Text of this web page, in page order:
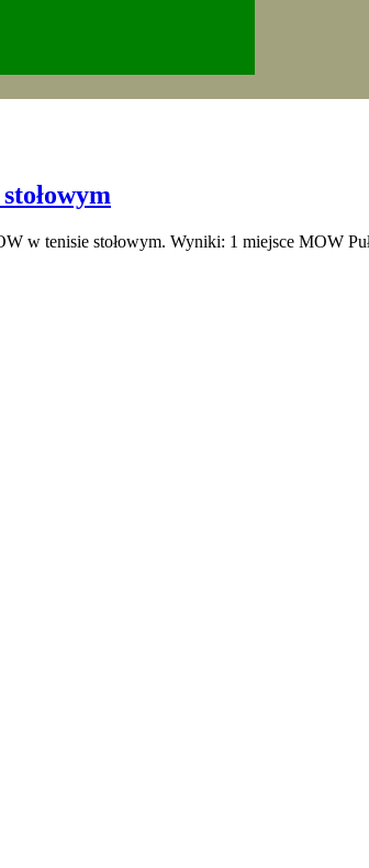
w tenisie stołowym. Wyniki: 1 miejsce MOW